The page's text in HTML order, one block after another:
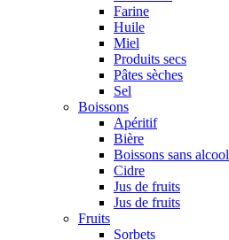
Farine
Huile
Miel
Produits secs
Pâtes sèches
Sel
Boissons
Apéritif
Bière
Boissons sans alcool
Cidre
Jus de fruits
Jus de fruits
Fruits
Sorbets